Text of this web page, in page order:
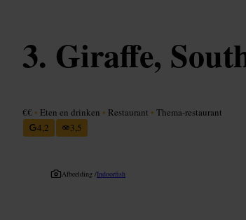
Giraffe,
€€ • Eten en drinken • Restaurant • Thema-restaurant
4,2
3,5
Afbeelding /Indoorfish